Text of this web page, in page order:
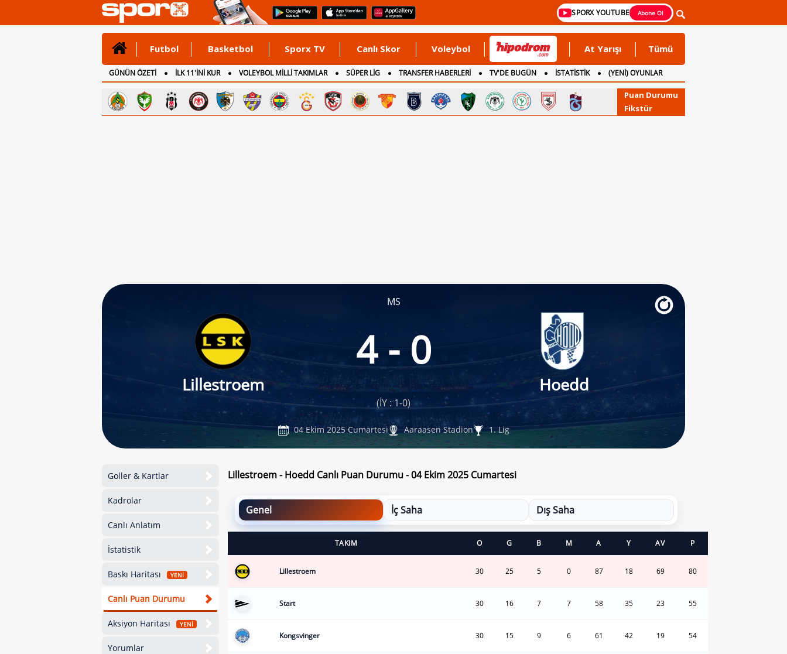
SPORX YOUTUBE Abone Ol
Futbol Basketbol Sporx TV Canlı Skor Voleybol At Yarışı Tümü
GÜNÜN ÖZETİ İLK 11'İNİ KUR VOLEYBOL MİLLİ TAKIMLAR SÜPER LİG TRANSFER HABERLERİ TV'DE BUGÜN İSTATİSTİK
(YENİ) OYUNLAR
CANLI ANLATIM
İNGİLTERE
Puan Durumu
Fikstür
MS
Lillestroem
4 - 0
Hoedd
(İY : 1-0)
04 Ekim 2025 Cumartesi Aaraasen Stadion 1. Lig
Goller & Kartlar
Kadrolar
Canlı Anlatım
İstatistik
Baskı Haritası YENİ
Canlı Puan Durumu
Aksiyon Haritası YENİ
Yorumlar
Lillestroem - Hoedd Canlı Puan Durumu - 04 Ekim 2025 Cumartesi
Genel İç Saha Dış Saha
TAKIM O G B M A Y AV P
Lillestroem 30 25 5 0 87 18 69 80
Start 30 16 7 7 58 35 23 55
Kongsvinger 30 15 9 6 61 42 19 54